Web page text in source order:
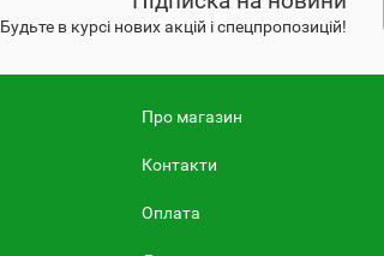
Будьте в курсі нових акцій і спецпропозицій!
Про магазин
Контакти
Оплата